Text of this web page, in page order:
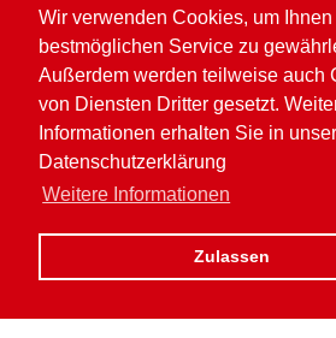
Wir verwenden Cookies, um Ihnen
bestmöglichen Service zu
Außerdem werden teilweise auch
von Diensten Dritter gesetzt.
Informationen erhalten Sie in
Datenschutzerklärung
Weitere Informationen
Zulassen